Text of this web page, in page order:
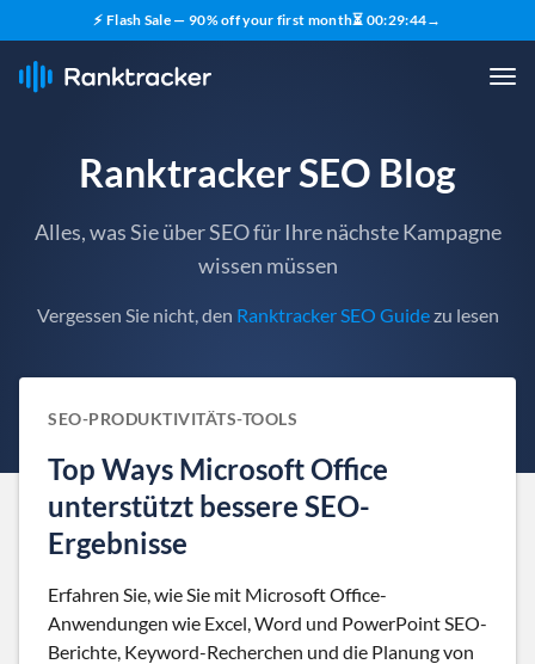
⚡ Flash Sale — 90% off your first month⏳ 00:29:44→
Ranktracker SEO Blog
Alles, was Sie über SEO für Ihre nächste Kampagne
wissen müssen
Vergessen Sie nicht, den Ranktracker SEO Guidezu lesen
SEO-PRODUKTIVITÄTS-TOOLS
Top Ways Microsoft Office
unterstützt bessere SEO-
Ergebnisse
Erfahren Sie, wie Sie mit Microsoft Office-
Anwendungen wie Excel, Word und PowerPoint SEO-
Berichte, Keyword-Recherchen und die Planung von